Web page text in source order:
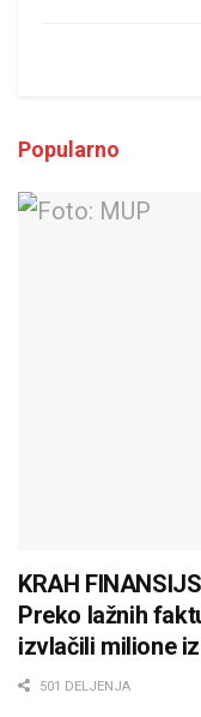
Popularno
KRAH
Preko lažnih
izvlačili milione
501 DELJENJA